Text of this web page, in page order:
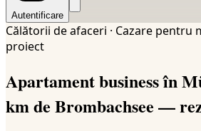
Autentificare
Călătorii de afaceri · Cazare pentru
proiect
Apartament business în
km de Brombachsee —